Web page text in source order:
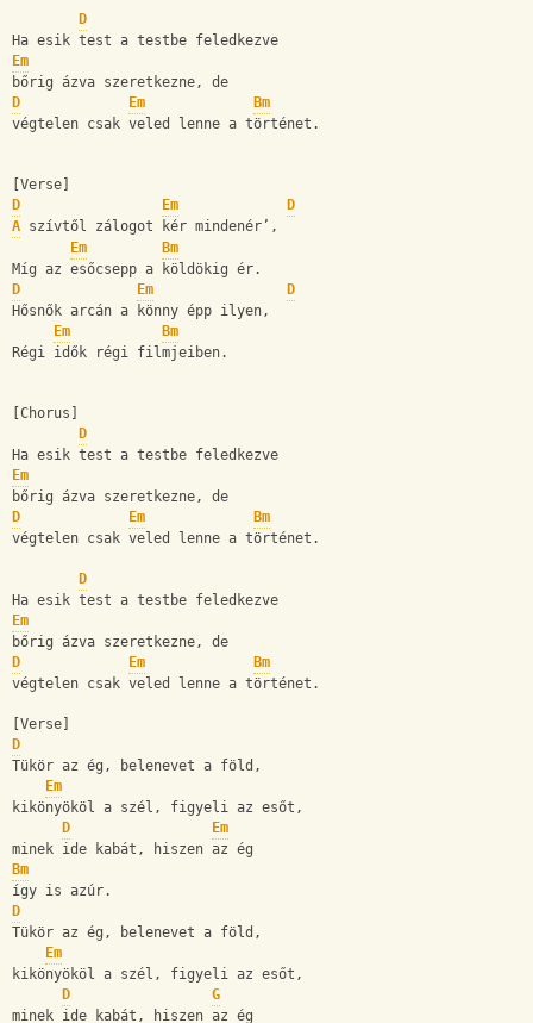
D
Ha esik test a testbe feledkezve
Em
bőrig ázva szeretkezne, de
D
Em
Bm
végtelen csak veled lenne a történet.
[Verse]
D
Em
D
A szívtől zálogot kér mindenér’,
Em
Bm
Míg az esőcsepp a köldökig ér.
D
Em
D
Hősnők arcán a könny épp ilyen,
Em
Bm
Régi idők régi filmjeiben.
[Chorus]
D
Ha esik test a testbe feledkezve
Em
bőrig ázva szeretkezne, de
D
Em
Bm
végtelen csak veled lenne a történet.
D
Ha esik test a testbe feledkezve
Em
bőrig ázva szeretkezne, de
D
Em
Bm
végtelen csak veled lenne a történet.
[Verse]
D
Tükör az ég, belenevet a föld,
Em
kikönyököl a szél, figyeli az esőt,
D
Em
minek ide kabát, hiszen az ég
Bm
így is azúr.
D
Tükör az ég, belenevet a föld,
Em
kikönyököl a szél, figyeli az esőt,
D
G
minek ide kabát, hiszen az ég